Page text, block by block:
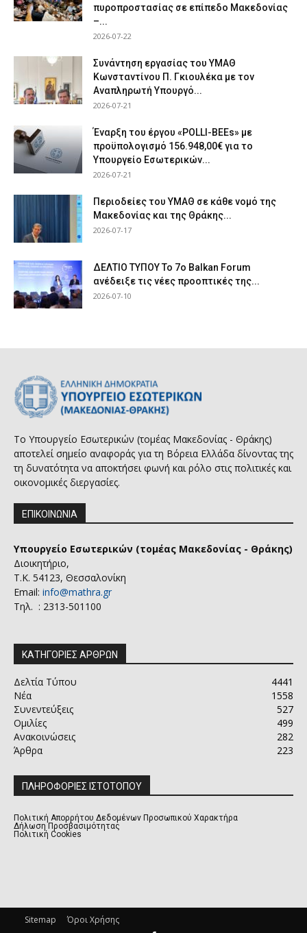
πυροπροστασίας σε επίπεδο Μακεδονίας
–...
2026-07-22
Συνάντηση εργασίας του ΥΜΑΘ
Κωνσταντίνου Π. Γκιουλέκα με τον
Αναπληρωτή Υπουργό...
2026-07-21
Έναρξη του έργου «POLLI-BEEs» με
προϋπολογισμό 156.948,00€ για το
Υπουργείο Εσωτερικών...
2026-07-21
Περιοδείες του ΥΜΑΘ σε κάθε νομό της
Μακεδονίας και της Θράκης...
2026-07-17
ΔΕΛΤΙΟ ΤΥΠΟΥ Το 7ο Balkan Forum
ανέδειξε τις νέες προοπτικές της...
2026-07-10
Το Υπουργείο Εσωτερικών (τομέας Μακεδονίας - Θράκης)
αποτελεί σημείο αναφοράς για τη Βόρεια Ελλάδα δίνοντας της
τη δυνατότητα να αποκτήσει φωνή και ρόλο στις πολιτικές και
οικονομικές διεργασίες.
ΕΠΙΚΟΙΝΩΝΙΑ
Υπουργείο Εσωτερικών (τομέας Μακεδονίας - Θράκης)
Διοικητήριο,
Τ.Κ. 54123, Θεσσαλονίκη
Email: info@mathra.gr
Τηλ. : 2313-501100
ΚΑΤΗΓΟΡΙΕΣ ΑΡΘΡΩΝ
Δελτία Τύπου
4441
Νέα
1558
Συνεντεύξεις
527
Ομιλίες
499
Ανακοινώσεις
282
Άρθρα
223
ΠΛΗΡΟΦΟΡΙΕΣ ΙΣΤΟΤΟΠΟΥ
Πολιτική Απορρήτου Δεδομένων Προσωπικού Χαρακτήρα
Δήλωση Προσβασιμότητας
Πολιτική Cookies
Sitemap Όροι Χρήσης